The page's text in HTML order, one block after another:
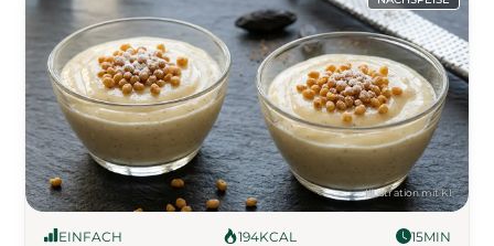
EINFACH 194KCAL 15MIN